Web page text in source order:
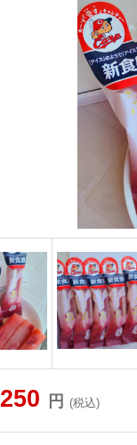
250 円 (税込)